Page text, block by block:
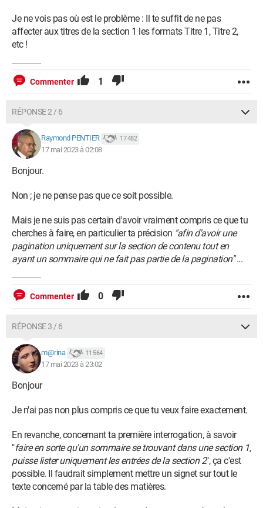
Je ne vois pas où est le problème : Il te suffit de ne pas
affecter aux titres de la section 1 les formats Titre 1, Titre 2,
etc !
Commenter 1
RÉPONSE 2 / 6
Raymond PENTIER 17 482
17 mai 2023 à 02:08
Bonjour.
Non ; je ne pense pas que ce soit possible.
Mais je ne suis pas certain d'avoir vraiment compris ce que tu
cherches à faire, en particulier ta précision "afin d'avoir une
pagination uniquement sur la section de contenu tout en
ayant un sommaire qui ne fait pas partie de la pagination"...
Commenter 0
RÉPONSE 3 / 6
m@rina 11 564
17 mai 2023 à 23:02
Bonjour
Je n'ai pas non plus compris ce que tu veux faire exactement.
En revanche, concernant ta première interrogation, à savoir
"faire en sorte qu'un sommaire se trouvant dans une section 1,
puisse lister uniquement les entrées de la section 2", ça c'est
possible. Il faudrait simplement mettre un signet sur tout le
texte concerné par la table des matières.